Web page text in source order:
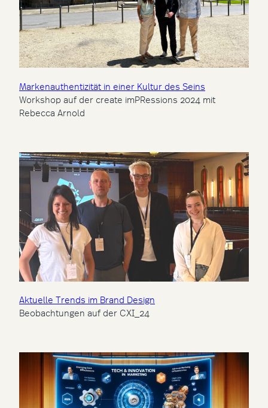
Markenauthentizität in einer Kultur des Seins
Workshop auf der create imPRessions 2024 mit
Rebecca Arnold
Aktuelle Trends im Brand Design
Beobachtungen auf der CXI_24